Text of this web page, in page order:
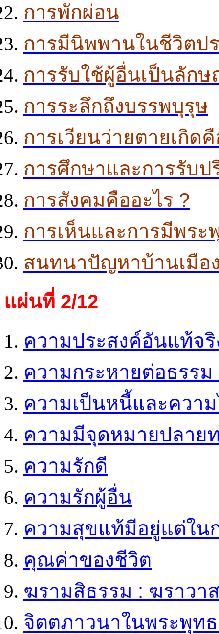
การพักผ่อน
การมีนิพพานในชีวิตป
การรับใช้ผู้อื่นเป็นลัก
การระลึกถึงบรรพบุรุษ
การเวียนว่ายตายเกิด
การศึกษาและการรับ
การสังคมคืออะไร ?
การเห็นและการมีพระ
สนทนาปัญหาบ้านเมือ
แผ่นที่ 2/12
ความประสงค์อันแท้จ
ความกระหายต่อธรร
ความเป็นหนี้และควา
ความมีจุดหมายปลาย
ความรักดี
ความรักผู้อื่น
ความสุขแท้มีอยู่แต่ใน
คุณค่าของชีวิต
ฆรามสิธรรม : ฆราวา
จิตตภาวนาในพระพุท